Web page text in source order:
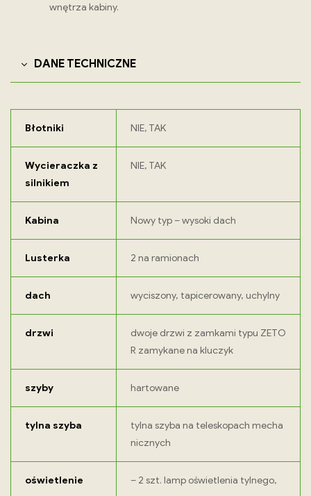
wnętrza kabiny.
DANE TECHNICZNE
Błotniki NIE, TAK
Wycieraczka z
silnikiem
NIE, TAK
Kabina Nowy typ – wysoki dach
Lusterka 2 na ramionach
dach wyciszony, tapicerowany, uchylny
drzwi
dwoje drzwi z zamkami typu ZETO
R zamykane na kluczyk
szyby hartowane
tylna szyba
tylna szyba na teleskopach mecha
nicznych
oświetlenie – 2 szt. lamp oświetlenia tylnego,